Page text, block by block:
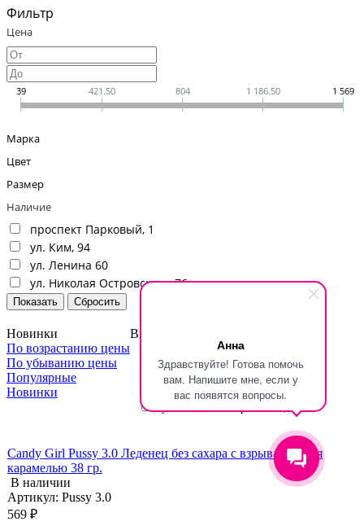
Анна
Здравствуйте! Готова помочь
вам. Напишите мне, если у
вас появятся вопросы.
Фильтр
Цена
39 421.50 804 1 186.50 1 569
Марка
Цвет
Размер
Наличие
проспект Парковый, 1
ул. Ким, 94
ул. Ленина 60
ул. Николая Островского, 76
Новинки
По возрастанию цены
По убыванию цены
Популярные
Новинки
Выбрать магазин
проспект Парковый, 1
ул. Ким, 94
ул. Ленина 60
ул. Николая Островского, 76
Candy Girl Pussy 3.0 Леденец без сахара с взрывающейся
карамелью 38 гр.
В наличии
Артикул: Pussy 3.0
569 ₽